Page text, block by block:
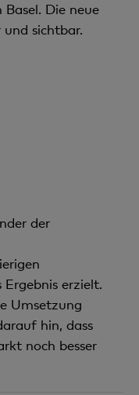
Die neue
sichtbar.
der
erzielt.
Umsetzung
hin, dass
noch besser